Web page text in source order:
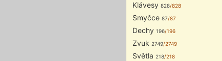
Klávesy 828/828
Smyčce 87/87
Dechy 196/196
Zvuk 2749/2749
Světla 218/218